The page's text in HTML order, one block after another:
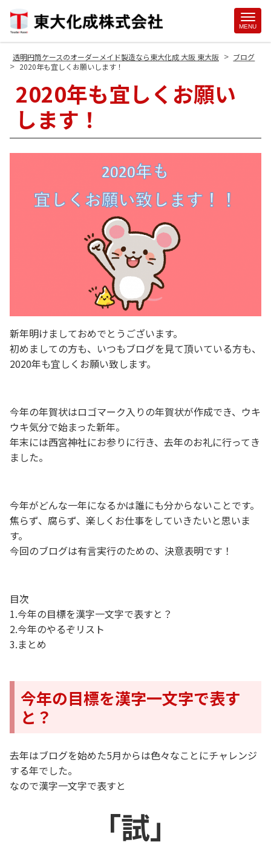
MENU
透明円筒ケースのオーダーメイド製造なら東大化成 大阪 東大阪 > ブログ
> 2020年も宜しくお願いします！
2020年も宜しくお願い
します！
新年明けましておめでとうございます。
初めましての方も、いつもブログを見て頂いている方も、
2020年も宜しくお願い致します。
今年の年賀状はロゴマーク入りの年賀状が作成でき、ウキ
ウキ気分で始まった新年。
年末には西宮神社にお参りに行き、去年のお礼に行ってき
ました。
今年がどんな一年になるかは誰にも分からないことです。
焦らず、腐らず、楽しくお仕事をしていきたいと思いま
す。
今回のブログは有言実行のための、決意表明です！
目次
1.今年の目標を漢字一文字で表すと？
2.今年のやるぞリスト
3.まとめ
今年の目標を漢字一文字で表す
と？
去年はブログを始めた5月からは色々なことにチャレンジ
する年でした。
なので漢字一文字で表すと
「試」
Site
Footer